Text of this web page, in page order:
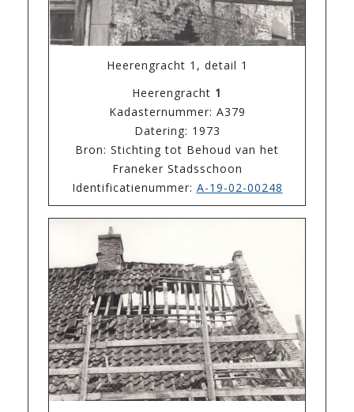
Heerengracht 1, detail 1
Heerengracht 1
Kadasternummer: A379
Datering: 1973
Bron: Stichting tot Behoud van het
Franeker Stadsschoon
Identificatienummer: A-19-02-00248